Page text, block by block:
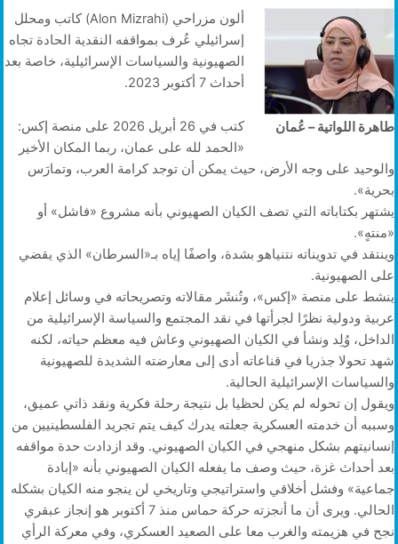
طاهرة اللواتية – عُمان
ألون مزراحي (Alon Mizrahi) كاتب ومحلل
إسرائيلي عُرف بمواقفه النقدية الحادة تجاه
الصهيونية والسياسات الإسرائيلية، خاصة بعد
أحداث 7 أكتوبر 2023.
كتب في 26 أبريل 2026 على منصة إكس:
«الحمد لله على عمان، ربما المكان الأخير
والوحيد على وجه الأرض، حيث يمكن أن توجد كرامة العرب، وتمارَس
بحرية».
يشتهر بكتاباته التي تصف الكيان الصهيوني بأنه مشروع «فاشل» أو
«منتهٍ».
وينتقد في تدويناته نتنياهو بشدة، واصفًا إياه بـ«السرطان» الذي يقضي
على الصهيونية.
ينشط على منصة «إكس»، وتُنشَر مقالاته وتصريحاته في وسائل إعلام
عربية ودولية نظرًا لجرأتها في نقد المجتمع والسياسة الإسرائيلية من
الداخل، وُلِد ونشأ في الكيان الصهيوني وعاش فيه معظم حياته، لكنه
شهد تحولا جذريا في قناعاته أدى إلى معارضته الشديدة للصهيونية
والسياسات الإسرائيلية الحالية.
ويقول إن تحوله لم يكن لحظيا بل نتيجة رحلة فكرية ونقد ذاتي عميق،
وسببه أن خدمته العسكرية جعلته يدرك كيف يتم تجريد الفلسطينيين من
إنسانيتهم بشكل منهجي في الكيان الصهيوني. وقد ازدادت حدة مواقفه
بعد أحداث غزة، حيث وصف ما يفعله الكيان الصهيوني بأنه «إبادة
جماعية» وفشل أخلاقي واستراتيجي وتاريخي لن ينجو منه الكيان بشكله
الحالي. ويرى أن ما أنجزته حركة حماس منذ 7 أكتوبر هو إنجاز عبقري
نجح في هزيمته والغرب معا على الصعيد العسكري، وفي معركة الرأي